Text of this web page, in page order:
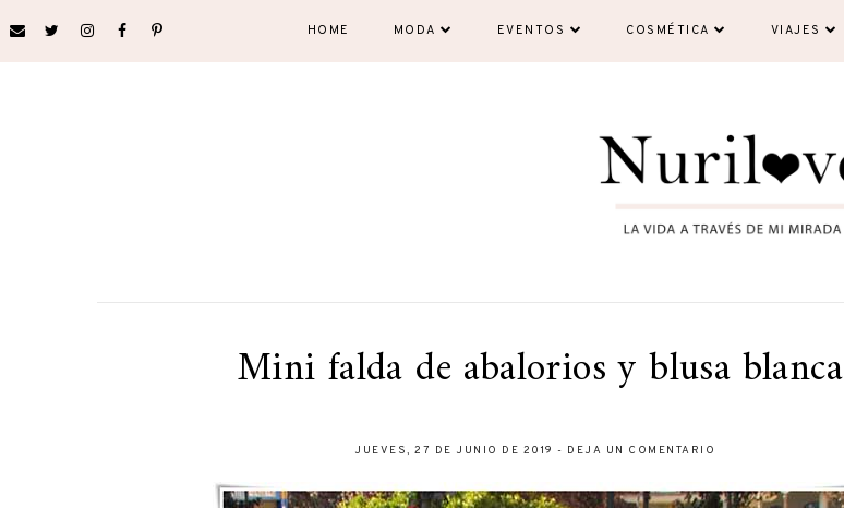
HOME MODA EVENTOS COSMÉTICA VIAJES
Mini falda de abalorios y blusa blanca
JUEVES, 27 DE JUNIO DE 2019 - DEJA UN COMENTARIO